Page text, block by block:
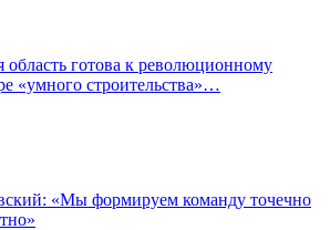
область готова к революционному
«умного строительства»…
«Мы формируем команду точечно